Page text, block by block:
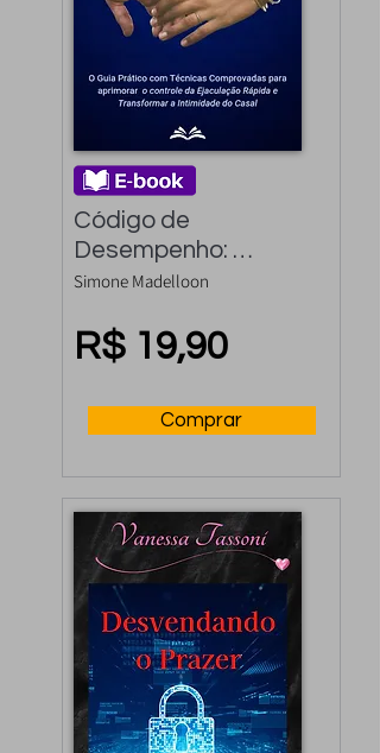
Código de
Desempenho:
Controle a
e Rápida
Simone Madelloon
R$ 19,90
Comprar